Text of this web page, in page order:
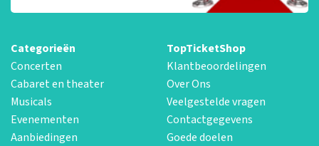
Categorieën
Concerten
Cabaret en theater
Musicals
Evenementen
Aanbiedingen
TopTicketShop
Klantbeoordelingen
Over Ons
Veelgestelde vragen
Contactgegevens
Goede doelen